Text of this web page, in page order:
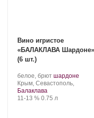
Вино игристое
«БАЛАКЛАВА Шардоне»
(6 шт.)
Производитель:
Золотая
Балка.
белое, брют .
Сорт
шардоне
Регион:
Крым, Севастополь,
Балаклава
Крепость
11-13 %. Объем
0.75 л